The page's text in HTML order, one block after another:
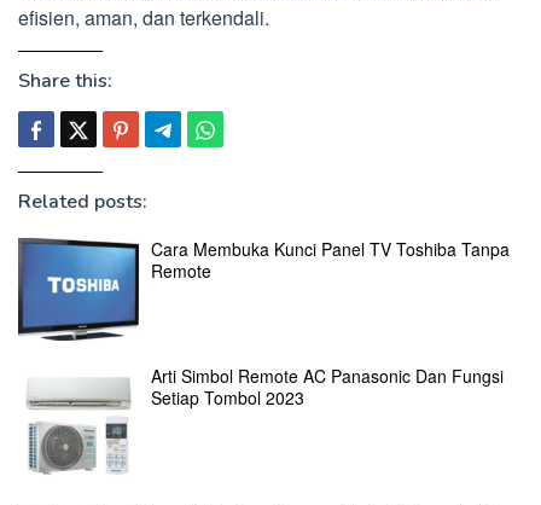
efisien, aman, dan terkendali.
Share this:
Related posts:
Cara Membuka Kunci Panel TV Toshiba Tanpa
Remote
Arti Simbol Remote AC Panasonic Dan Fungsi
Setiap Tombol 2023